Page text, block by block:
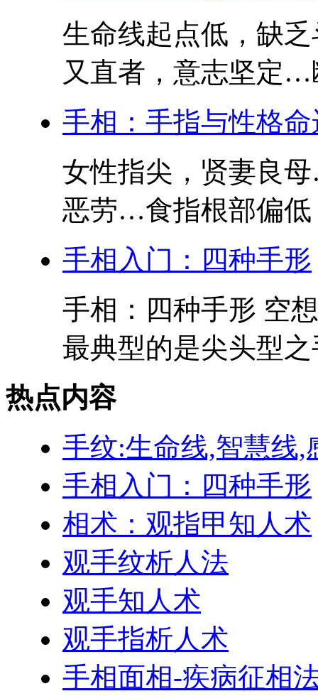
生命线起点低，缺
又直者，意志坚定…
手相：手指与性格命
女性指尖，贤妻良
恶劳…食指根部偏低
手相入门：四种手形
手相：四种手形 空
最典型的是尖头型
热点内容
手纹:生命线,智慧线,
手相入门：四种手形
相术：观指甲知人术
观手纹析人法
观手知人术
观手指析人术
手相面相-疾病征相